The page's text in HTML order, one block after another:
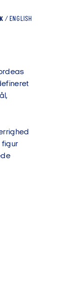
/ ENGLISH
figur